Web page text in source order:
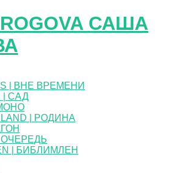
САША
| ВНЕ ВРЕМЕНИ
| САД
| РОДИНА
ОЧЕРЕДЬ
| БИБЛИМЛЕН